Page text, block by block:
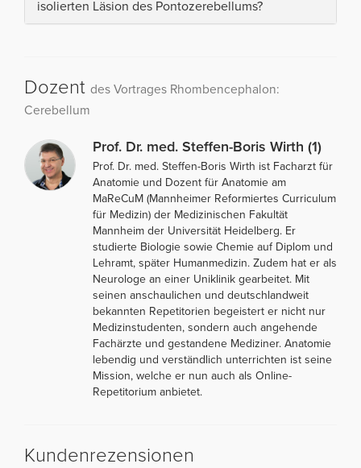
isolierten Läsion des Pontozerebellums?
Dozent des Vortrages Rhombencephalon:
Cerebellum
Prof. Dr. med. Steffen-Boris Wirth (1)
Prof. Dr. med. Steffen-Boris Wirth ist Facharzt für
Anatomie und Dozent für Anatomie am
MaReCuM (Mannheimer Reformiertes Curriculum
für Medizin) der Medizinischen Fakultät
Mannheim der Universität Heidelberg. Er
studierte Biologie sowie Chemie auf Diplom und
Lehramt, später Humanmedizin. Zudem hat er als
Neurologe an einer Uniklinik gearbeitet. Mit
seinen anschaulichen und deutschlandweit
bekannten Repetitorien begeistert er nicht nur
Medizinstudenten, sondern auch angehende
Fachärzte und gestandene Mediziner. Anatomie
lebendig und verständlich unterrichten ist seine
Mission, welche er nun auch als Online-
Repetitorium anbietet.
Kundenrezensionen